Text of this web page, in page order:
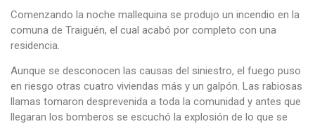
Comenzando la noche mallequina se produjo un incendio en la
comuna de Traiguén, el cual acabó por completo con una
residencia.
Aunque se desconocen las causas del siniestro, el fuego puso
en riesgo otras cuatro viviendas más y un galpón. Las rabiosas
llamas tomaron desprevenida a toda la comunidad y antes que
llegaran los bomberos se escuchó la explosión de lo que se